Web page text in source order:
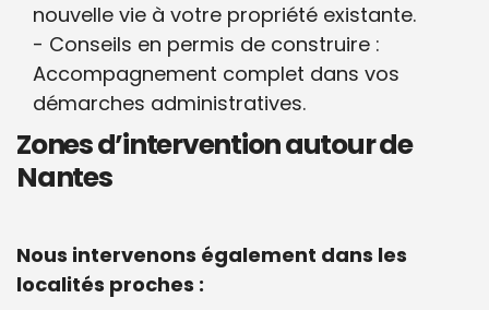
nouvelle vie à votre propriété existante.
Conseils en permis de construire :
Accompagnement complet dans vos
démarches administratives.
Zones d’intervention autour de
Nantes
Nous intervenons également dans les
localités proches :